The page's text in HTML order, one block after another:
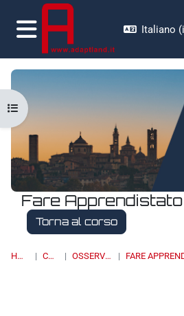
Vai al contenuto principale
Pannello laterale
Italiano
Fare
Torna al corso
HOME CORSI OSSERVATORI
Apri indice del corso